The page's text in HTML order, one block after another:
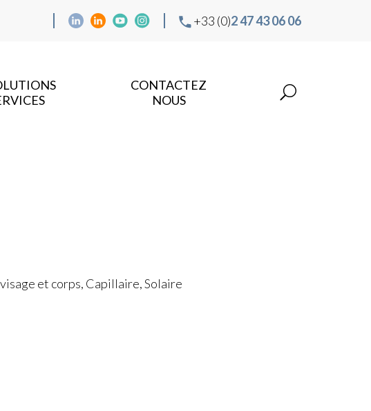
+33 (0)2 47 43 06 06
CONTACTEZ
NOUS
et corps, Capillaire, Solaire